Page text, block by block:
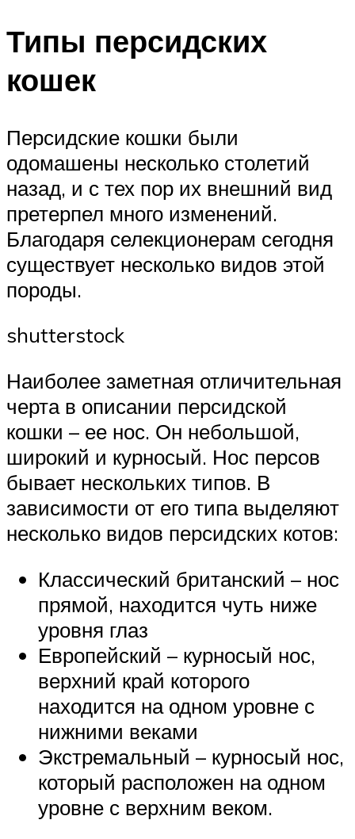
Типы персидских
кошек
Персидские кошки были
одомашены несколько столетий
назад, и с тех пор их внешний вид
претерпел много изменений.
Благодаря селекционерам сегодня
существует несколько видов этой
породы.
shutterstock
Наиболее заметная отличительная
черта в описании персидской
кошки – ее нос. Он небольшой,
широкий и курносый. Нос персов
бывает нескольких типов. В
зависимости от его типа выделяют
несколько видов персидских котов:
Классический британский – нос
прямой, находится чуть ниже
уровня глаз
Европейский – курносый нос,
верхний край которого
находится на одном уровне с
нижними веками
Экстремальный – курносый нос,
который расположен на одном
уровне с верхним веком.